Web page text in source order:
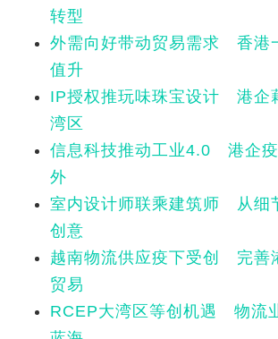
转型
外需向好带动贸易需求 香港
值升
IP授权推玩味珠宝设计 港企
湾区
信息科技推动工业4.0 港企
外
室内设计师联乘建筑师 从细
创意
越南物流供应疫下受创 完善
贸易
RCEP大湾区等创机遇 物流